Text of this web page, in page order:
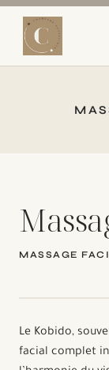
Aller
contenu
MASSAGE
Le Kobido,
facial complet